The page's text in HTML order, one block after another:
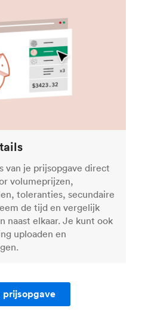
van je prijsopgave direct
volumeprijzen,
toleranties, secundaire
de tijd en vergelijk
naast elkaar. Je kunt ook
uploaden en